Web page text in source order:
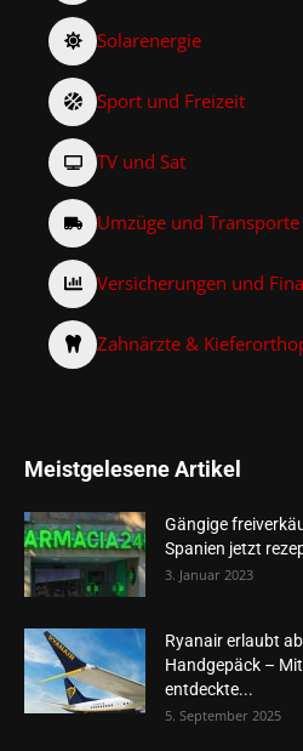
Solarenergie
Sport und Freizeit
TV und Sat
Umzüge und Transporte
Versicherungen und
Zahnärzte &
Meistgelesene Artikel
Gängige
Spanien jetzt
3. Januar 2023
Ryanair erlaubt
Handgepäck –
entdeckte...
5. September 2025